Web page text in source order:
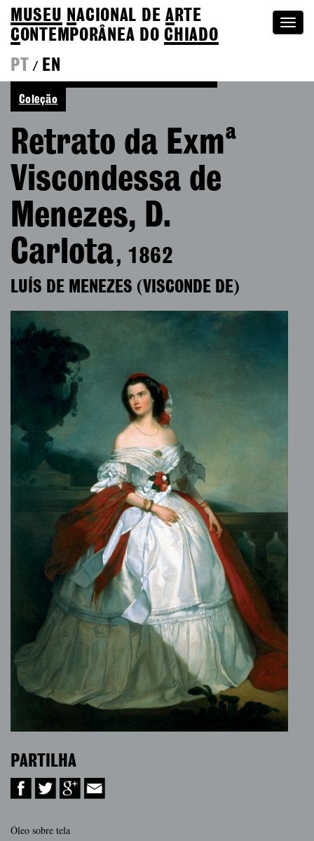
MUSEU NACIONAL DEA RTE
CONTEMPORÂNEA DOCHIADO
PT
/ EN
Coleção
Retrato da Exmª
Viscondessa de
Menezes, D.
Carlota, 1862
LUÍS DE MENEZES (VISCONDE DE)
PARTILHA
Óleo sobre tela